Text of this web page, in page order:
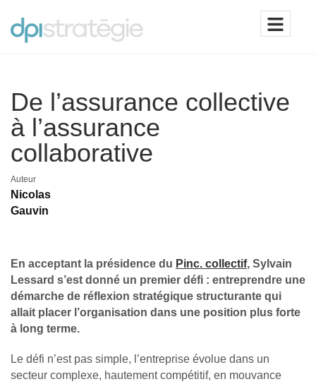
De l’assurance collective
à l’assurance
collaborative
Auteur
Nicolas
Gauvin
En acceptant la présidence du Pinc. collectif, Sylvain
Lessard s’est donné un premier défi : entreprendre une
démarche de réflexion stratégique structurante qui
allait placer l’organisation dans une position plus forte
à long terme.
Le défi n’est pas simple, l’entreprise évolue dans un
secteur complexe, hautement compétitif, en mouvance